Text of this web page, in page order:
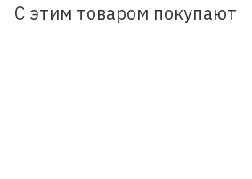
С этим товаром покупают